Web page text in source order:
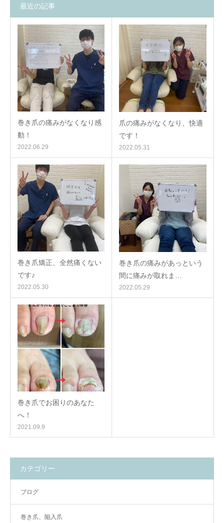
最近の記事
巻き爪の痛みがなくなり感
動！
2022.06.29
爪の痛みがなくなり、快適
です！
2022.05.31
巻き爪矯正、全然痛くない
です♪
2022.05.30
巻き爪の痛みがあっという
間に痛みが取れま…
2022.05.29
巻き爪でお困りのあなた
へ！
2021.09.9
カテゴリー
ブログ
巻き爪、陥入爪